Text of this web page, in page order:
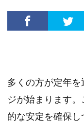
多くの方が定年
ジが始まります
的な安定を確保